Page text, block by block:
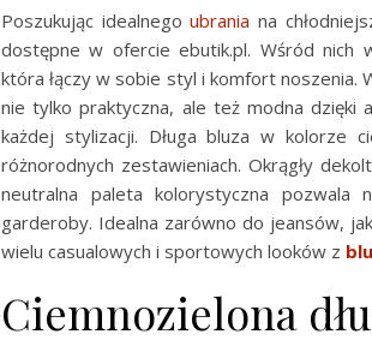
Poszukując idealnegoubrania na
dostępne w ofercie ebutik.pl. Wśród nich
która łączy w sobie styl i komfort noszenia.
nie tylko praktyczna, ale też modna dzięki
każdej stylizacji. Długa bluza w kolorze
różnorodnych zestawieniach. Okrągły
neutralna paleta kolorystyczna pozwala
garderoby. Idealna zarówno do jeansów,
wielu casualowych i sportowych looków z
Ciemnozielona